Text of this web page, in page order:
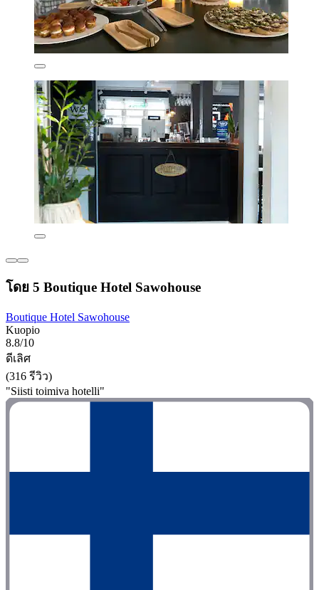
โดย 5 Boutique Hotel Sawohouse
Boutique Hotel Sawohouse
Kuopio
8.8/10
ดีเลิศ
(316 รีวิว)
"Siisti toimiva hotelli"